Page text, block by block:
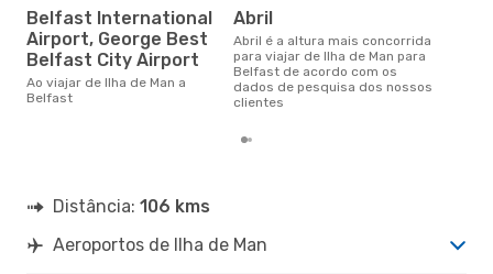
Belfast International
Airport, George Best
Belfast City Airport
Ao viajar de Ilha de Man a
Belfast
abril
abril é a altura mais concorrida
para viajar de Ilha de Man para
Belfast de acordo com os
dados de pesquisa dos nossos
clientes
Distância: 106 kms
Aeroportos de Ilha de Man